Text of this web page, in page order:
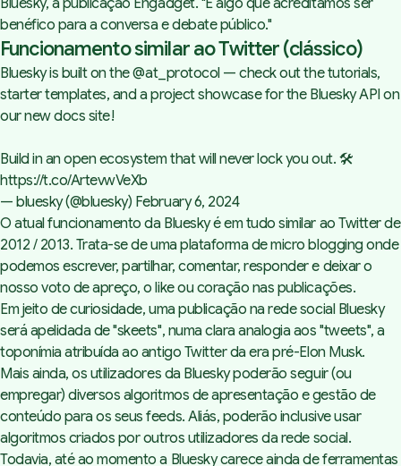
Bluesky, à publicação Engadget. "É algo que acreditamos ser
benéfico para a conversa e debate público."
Funcionamento similar ao Twitter (clássico)
Bluesky is built on the@at_protocol— check out the tutorials,
starter templates, and a project showcase for the Bluesky API on
our new docs site!
Build in an open ecosystem that will never lock you out. 🛠️
https://t.co/ArtevwVeXb
— bluesky (@bluesky) February 6, 2024
O atual funcionamento da Bluesky é em tudo similar ao Twitter de
2012 / 2013. Trata-se de uma plataforma demicro bloggingonde
podemos escrever, partilhar, comentar, responder e deixar o
nosso voto de apreço, olikeou coração nas publicações.
Em jeito de curiosidade, uma publicação na rede social Bluesky
será apelidada de "skeets", numa clara analogia aos"tweets", a
toponímia atribuída ao antigo Twitter da era pré-Elon Musk.
Mais ainda, os utilizadores da Bluesky poderão seguir (ou
empregar) diversos algoritmos de apresentação e gestão de
conteúdo para os seusfeeds. Aliás, poderão inclusive usar
algoritmos criados por outros utilizadores da rede social.
Todavia, até ao momento a Bluesky carece ainda de ferramentas